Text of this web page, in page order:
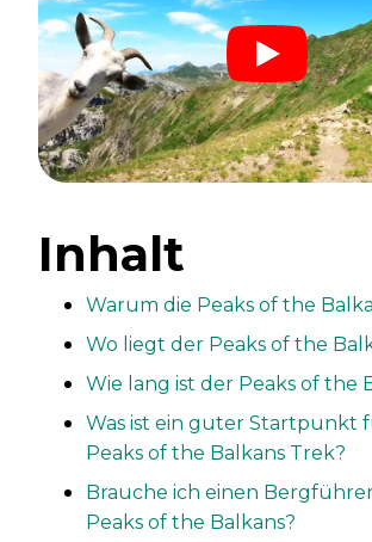
Inhalt
Warum die Peaks of the
Wo liegt der Peaks of the
Wie lang ist der Peaks of the
Was ist ein guter Startpunkt
Peaks of the Balkans Trek?
Brauche ich einen
Peaks of the Balkans?